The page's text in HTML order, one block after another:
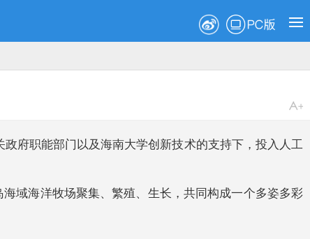
府职能部门以及海南大学创新技术的支持下，投入人工
域海洋牧场聚集、繁殖、生长，共同构成一个多姿多彩